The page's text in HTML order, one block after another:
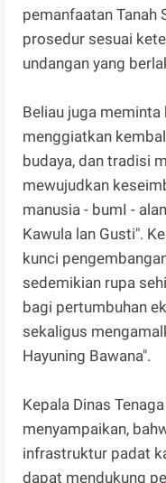
pemanfaatan Tanah
prosedur sesuai
undangan yang
Beliau juga meminta
menggiatkan
budaya, dan tradisi
mewujudkan
manusia - bumI -
Kawula lan Gusti".
kunci
sedemikian rupa
bagi pertumbuhan
sekaligus
Hayuning Bawana".
Kepala Dinas
menyampaikan,
infrastruktur padat
dapat mendukung